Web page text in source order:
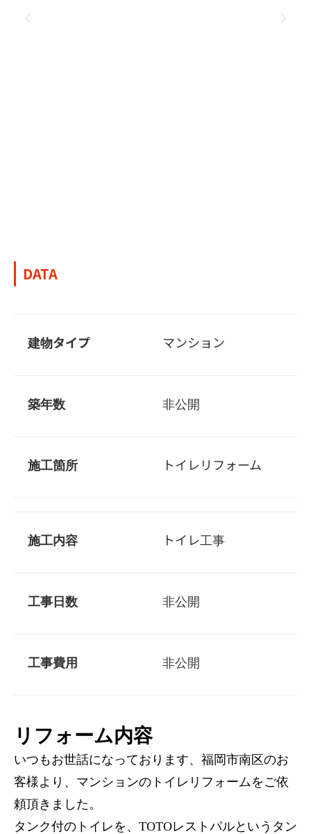
DATA
建物タイプ マンション
築年数 非公開
施工箇所 トイレリフォーム
施工内容 トイレ工事
工事日数 非公開
工事費用 非公開
リフォーム内容
いつもお世話になっております、福岡市南区のお
客様より、マンションのトイレリフォームをご依
頼頂きました。
タンク付のトイレを、TOTOレストパルというタン